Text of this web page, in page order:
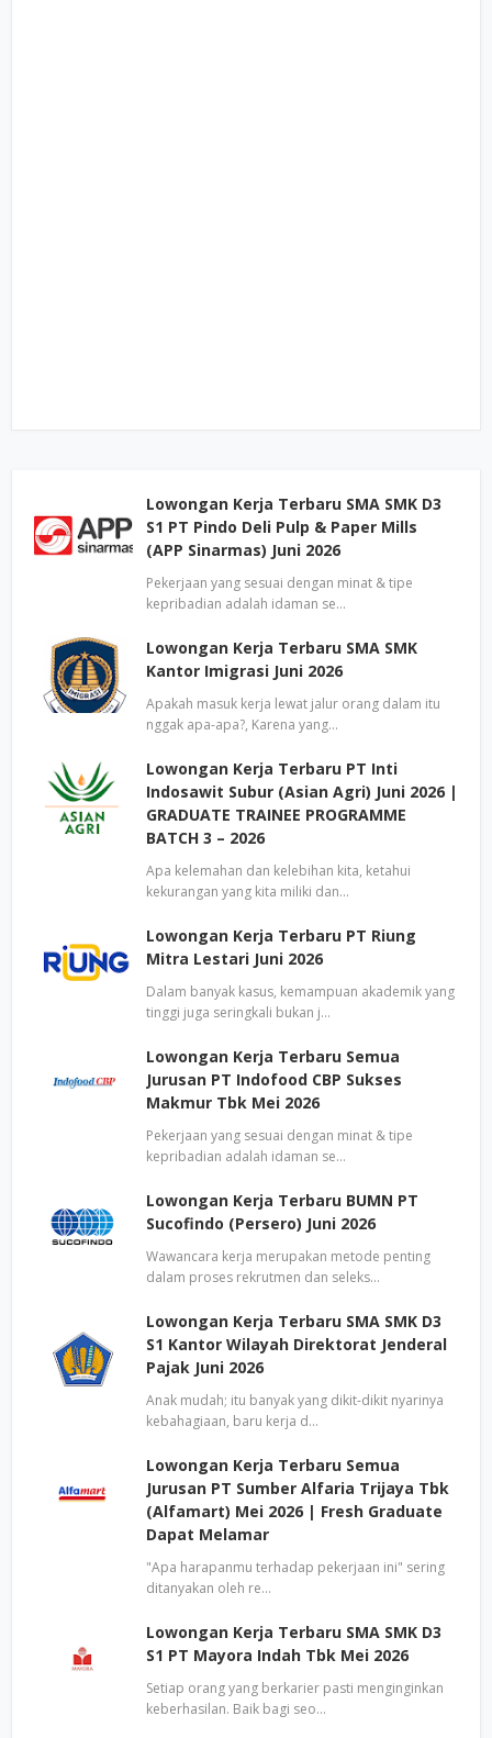
Lowongan Kerja Terbaru SMA SMK D3
S1 PT Pindo Deli Pulp & Paper Mills
(APP Sinarmas) Juni 2026
Pekerjaan yang sesuai dengan minat & tipe
kepribadian adalah idaman se…
Lowongan Kerja Terbaru SMA SMK
Kantor Imigrasi Juni 2026
Apakah masuk kerja lewat jalur orang dalam itu
nggak apa-apa?, Karena yang…
Lowongan Kerja Terbaru PT Inti
Indosawit Subur (Asian Agri) Juni 2026 |
GRADUATE TRAINEE PROGRAMME
BATCH 3 – 2026
Apa kelemahan dan kelebihan kita, ketahui
kekurangan yang kita miliki dan…
Lowongan Kerja Terbaru PT Riung
Mitra Lestari Juni 2026
Dalam banyak kasus, kemampuan akademik yang
tinggi juga seringkali bukan j…
Lowongan Kerja Terbaru Semua
Jurusan PT Indofood CBP Sukses
Makmur Tbk Mei 2026
Pekerjaan yang sesuai dengan minat & tipe
kepribadian adalah idaman se…
Lowongan Kerja Terbaru BUMN PT
Sucofindo (Persero) Juni 2026
Wawancara kerja merupakan metode penting
dalam proses rekrutmen dan seleks…
Lowongan Kerja Terbaru SMA SMK D3
S1 Kantor Wilayah Direktorat Jenderal
Pajak Juni 2026
Anak mudah; itu banyak yang dikit-dikit nyarinya
kebahagiaan, baru kerja d…
Lowongan Kerja Terbaru Semua
Jurusan PT Sumber Alfaria Trijaya Tbk
(Alfamart) Mei 2026 | Fresh Graduate
Dapat Melamar
"Apa harapanmu terhadap pekerjaan ini" sering
ditanyakan oleh re…
Lowongan Kerja Terbaru SMA SMK D3
S1 PT Mayora Indah Tbk Mei 2026
Setiap orang yang berkarier pasti menginginkan
keberhasilan. Baik bagi seo…